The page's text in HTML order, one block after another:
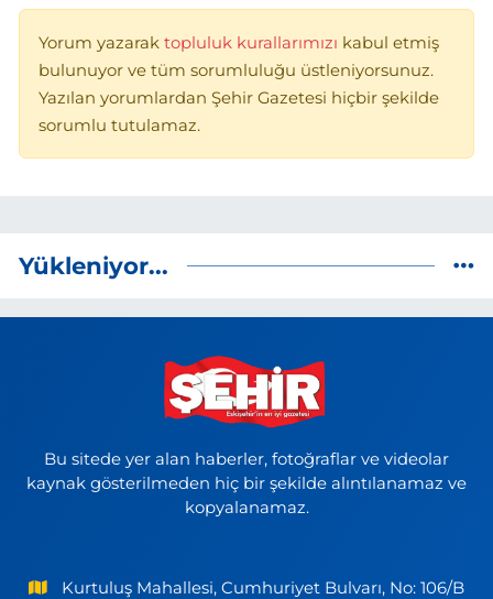
Yorum yazarak topluluk kurallarımızı kabul etmiş
bulunuyor ve tüm sorumluluğu üstleniyorsunuz.
Yazılan yorumlardan Şehir Gazetesi hiçbir şekilde
sorumlu tutulamaz.
Yükleniyor...
Bu sitede yer alan haberler, fotoğraflar ve videolar
kaynak gösterilmeden hiç bir şekilde alıntılanamaz ve
kopyalanamaz.
Kurtuluş Mahallesi, Cumhuriyet Bulvarı, No: 106/B